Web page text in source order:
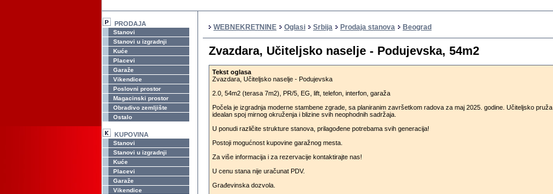
PRODAJA
Stanovi
Stanovi u izgradnji
Kuće
Placevi
Garaže
Vikendice
Poslovni prostor
Magacinski prostor
Obradivo zemljište
Ostalo
KUPOVINA
Stanovi
Stanovi u izgradnji
Kuće
Placevi
Garaže
Vikendice
WEBNEKRETNINE Oglasi Srbija Prodaja stanova Beograd
Zvazdara, Učiteljsko naselje - Podujevska, 54m2
Tekst oglasa
Zvazdara, Učiteljsko naselje - Podujevska
2.0, 54m2 (terasa 7m2), PR/5, EG, lift, telefon, interfon, garaža
Počela je izgradnja moderne stambene zgrade, sa planiranim završetkom radova za maj 2025. godine. Učiteljsko pruža
idealan spoj mirnog okruženja i blizine svih neophodnih sadržaja.
U ponudi različite strukture stanova, prilagođene potrebama svih generacija!
Postoji mogućnost kupovine garažnog mesta.
Za više informacija i za rezervacije kontaktirajte nas!
U cenu stana nije uračunat PDV.
Građevinska dozvola.